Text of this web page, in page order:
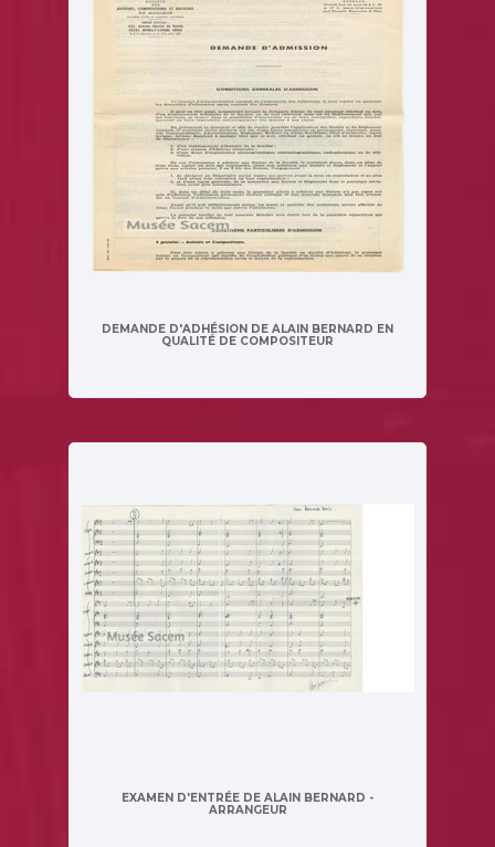
DEMANDE D'ADHÉSION DE ALAIN BERNARD EN
QUALITÉ DE COMPOSITEUR
EXAMEN D'ENTRÉE DE ALAIN BERNARD -
ARRANGEUR